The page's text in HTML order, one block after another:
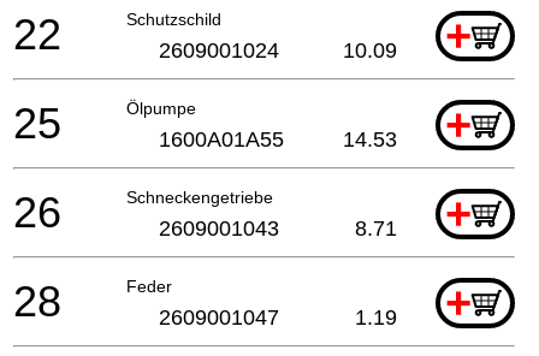
Schutzschild +
22 2609001024 10.09
Ölpumpe +
25 1600A01A55 14.53
Schneckengetriebe +
26 2609001043 8.71
Feder +
28 2609001047 1.19